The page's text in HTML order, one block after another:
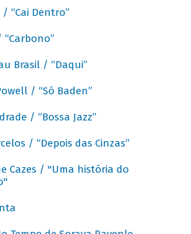
/ “Cai Dentro”
Brasil / “Daqui”
/ “Só Baden”
/ “Bossa Jazz”
/ “Depois das Cinzas”
Cazes / "Uma história do